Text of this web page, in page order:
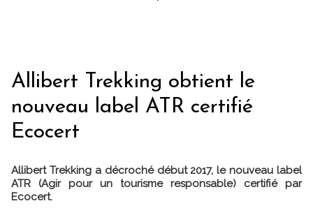
Allibert Trekking obtient le
nouveau label ATR certifié
Ecocert
Allibert Trekking a décroché début 2017, le nouveau label
ATR (Agir pour un tourisme responsable) certifié par
Ecocert.